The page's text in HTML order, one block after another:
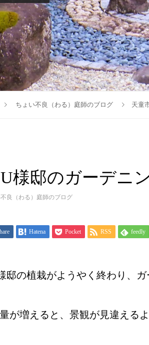
ちょい不良（わる）庭師のブログ 天童
様邸のガーデニ
良（わる）庭師のブログ
Hatena Pocket RSS feedly
邸の植栽がようやく終わり、
が増えると、景観が見違える